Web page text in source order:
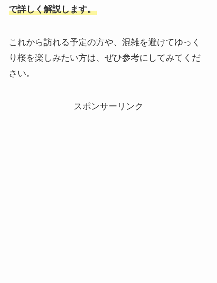
で詳しく解説します。
これから訪れる予定の方や、混雑を避けてゆっく
り桜を楽しみたい方は、ぜひ参考にしてみてくだ
さい。
スポンサーリンク